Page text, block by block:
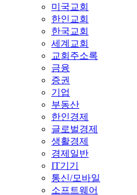
미국교회
한인교회
한국교회
세계교회
교회주소록
금융
증권
기업
부동산
한인경제
글로벌경제
생활경제
경제일반
IT기기
통신/모바일
소프트웨어